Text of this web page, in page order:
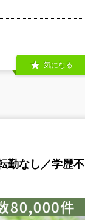
気になる
勤なし／学歴不